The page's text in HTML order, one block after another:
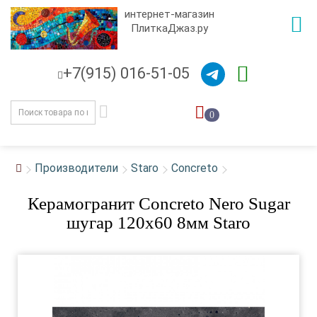
интернет-магазин
ПлиткаДжаз.ру
+7(915) 016-51-05
0
Производители Staro Concreto
Керамогранит Concreto Nero Sugar
шугар 120x60 8мм Staro